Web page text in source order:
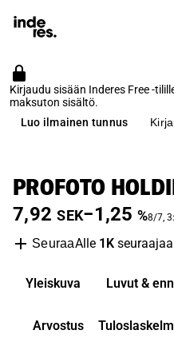
Kirjaudu sisään Inderes Free -
maksuton sisältö.
Luo ilmainen tunnus
PROFOTO
7,92 SEK−1,25 %8/7,
SeuraaAlle 1Kseuraajaa
Yleiskuva Luvut &
Arvostus